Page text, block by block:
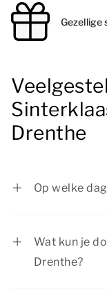
Gezellige
Drenthe
Op welke
Wat kun je
Drenthe?